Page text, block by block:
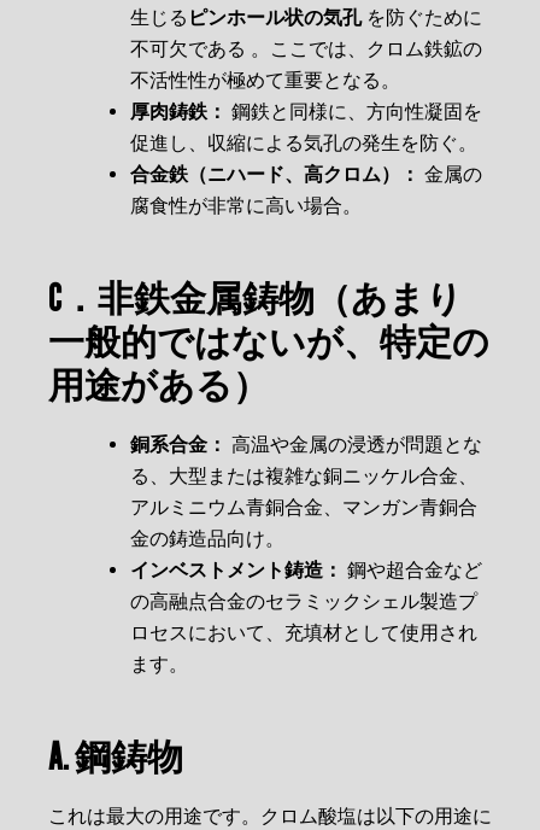
生じる ピンホール状の気孔を防ぐために
不可欠である 。ここでは、クロム鉄鉱の
不活性性が極めて重要となる。
厚肉鋳鉄： 鋼鉄と同様に、方向性凝固を
促進し、収縮による気孔の発生を防ぐ。
合金鉄（ニハード、高クロム）： 金属の
腐食性が非常に高い場合。
C．非鉄金属鋳物（あまり
一般的ではないが、特定の
用途がある）
銅系合金： 高温や金属の浸透が問題とな
る、大型または複雑な銅ニッケル合金、
アルミニウム青銅合金、マンガン青銅合
金の鋳造品向け。
インベストメント鋳造： 鋼や超合金など
の高融点合金のセラミックシェル製造プ
ロセスにおいて、充填材として使用され
ます。
A. 鋼鋳物
これは最大の用途です。クロム酸塩は以下の用途に